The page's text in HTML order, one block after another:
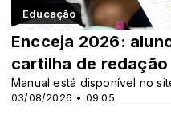
Educação
03/08/2026 • 09:05
Encceja 2026:
cartilha de redação
Manual está disponível no